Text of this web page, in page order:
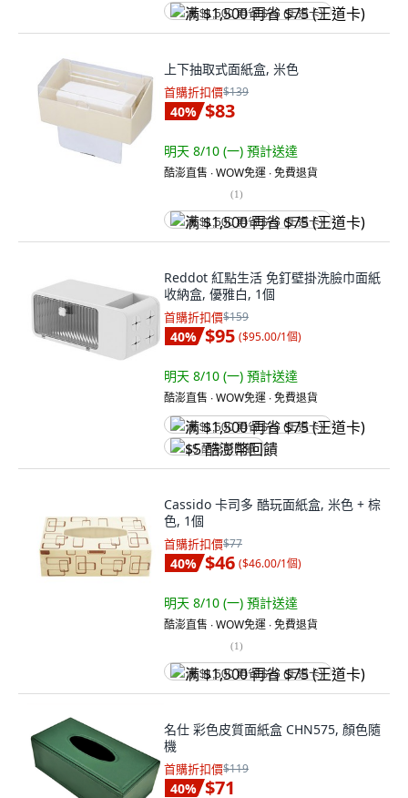
满 $1,500 再省 $75 (王道卡)
上下抽取式面紙盒, 米色
首購折扣價$139
40% $83
明天 8/10 (一) 預計送達
酷澎直售 ∙ WOW免運 ∙ 免費退貨
(1)
满 $1,500 再省 $75 (王道卡)
Reddot 紅點生活 免釘壁掛洗臉巾面紙
收納盒, 優雅白, 1個
首購折扣價$159
40% $95 ($95.00/1個)
明天 8/10 (一) 預計送達
酷澎直售 ∙ WOW免運 ∙ 免費退貨
满 $1,500 再省 $75 (王道卡)
$5 酷澎幣回饋
Cassido 卡司多 酷玩面紙盒, 米色 + 棕
色, 1個
首購折扣價$77
40% $46 ($46.00/1個)
明天 8/10 (一) 預計送達
酷澎直售 ∙ WOW免運 ∙ 免費退貨
(1)
满 $1,500 再省 $75 (王道卡)
名仕 彩色皮質面紙盒 CHN575, 顏色隨
機
首購折扣價$119
40% $71